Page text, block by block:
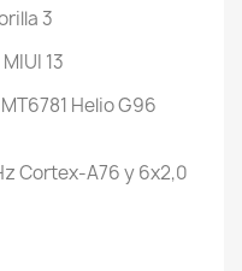
3
13
Helio G96
Cortex-A76 y 6x2,0